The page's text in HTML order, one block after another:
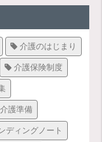
介護のはじまり
介護保険制度
介護準備
ディングノート